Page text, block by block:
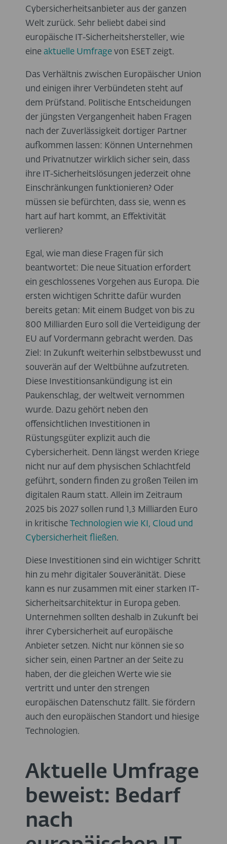
Cybersicherheitsanbieter aus der ganzen
Welt zurück. Sehr beliebt dabei sind
europäische IT-Sicherheitshersteller, wie
eine aktuelle Umfrage von ESET zeigt.
Das Verhältnis zwischen Europäischer Union
und einigen ihrer Verbündeten steht auf
dem Prüfstand. Politische Entscheidungen
der jüngsten Vergangenheit haben Fragen
nach der Zuverlässigkeit dortiger Partner
aufkommen lassen: Können Unternehmen
und Privatnutzer wirklich sicher sein, dass
ihre IT-Sicherheitslösungen jederzeit ohne
Einschränkungen funktionieren? Oder
müssen sie befürchten, dass sie, wenn es
hart auf hart kommt, an Effektivität
verlieren?
Egal, wie man diese Fragen für sich
beantwortet: Die neue Situation erfordert
ein geschlossenes Vorgehen aus Europa. Die
ersten wichtigen Schritte dafür wurden
bereits getan: Mit einem Budget von bis zu
800 Milliarden Euro soll die Verteidigung der
EU auf Vordermann gebracht werden. Das
Ziel: In Zukunft weiterhin selbstbewusst und
souverän auf der Weltbühne aufzutreten.
Diese Investitionsankündigung ist ein
Paukenschlag, der weltweit vernommen
wurde. Dazu gehört neben den
offensichtlichen Investitionen in
Rüstungsgüter explizit auch die
Cybersicherheit. Denn längst werden Kriege
nicht nur auf dem physischen Schlachtfeld
geführt, sondern finden zu großen Teilen im
digitalen Raum statt. Allein im Zeitraum
2025 bis 2027 sollen rund 1,3 Milliarden Euro
in kritische Technologien wie KI, Cloud und
Cybersicherheit fließen.
Diese Investitionen sind ein wichtiger Schritt
hin zu mehr digitaler Souveränität. Diese
kann es nur zusammen mit einer starken IT-
Sicherheitsarchitektur in Europa geben.
Unternehmen sollten deshalb in Zukunft bei
ihrer Cybersicherheit auf europäische
Anbieter setzen. Nicht nur können sie so
sicher sein, einen Partner an der Seite zu
haben, der die gleichen Werte wie sie
vertritt und unter den strengen
europäischen Datenschutz fällt. Sie fördern
auch den europäischen Standort und hiesige
Technologien.
Aktuelle Umfrage
beweist: Bedarf
nach